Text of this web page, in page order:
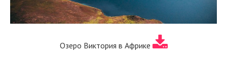
Озеро Виктория в Африке